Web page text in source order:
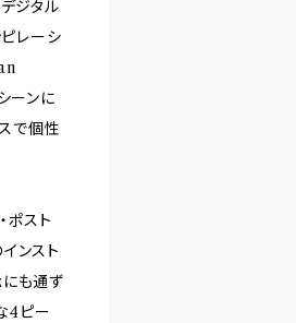
ジタル
レーシ
ーンに
で個性
スト
ンスト
も通ず
4ピー